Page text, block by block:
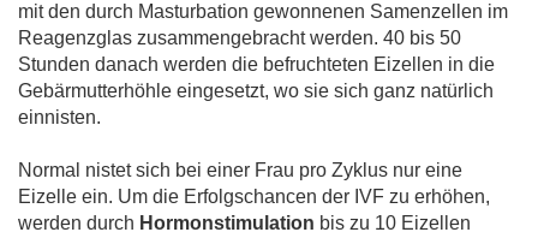
mit den durch Masturbation gewonnenen Samenzellen im
Reagenzglas zusammengebracht werden. 40 bis 50
Stunden danach werden die befruchteten Eizellen in die
Gebärmutterhöhle eingesetzt, wo sie sich ganz natürlich
einnisten.
Normal nistet sich bei einer Frau pro Zyklus nur eine
Eizelle ein. Um die Erfolgschancen der IVF zu erhöhen,
werden durch Hormonstimulation bis zu 10 Eizellen